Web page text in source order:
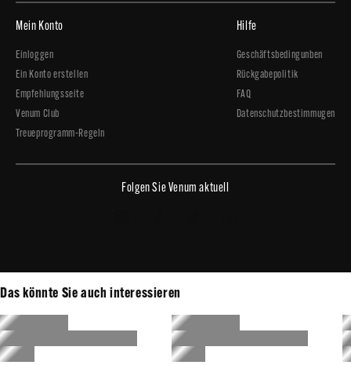
Mein Konto
Einloggen
Ein Konto erstellen
Empfehlungsseite
Venum Club
Treueprogramm-Regeln
Hilfe
Geschäftsbedingunben
Rückgabepolitik
FAQ
Datenschutzbestimmugen
Folgen Sie Venum aktuell
Das könnte Sie auch interessieren